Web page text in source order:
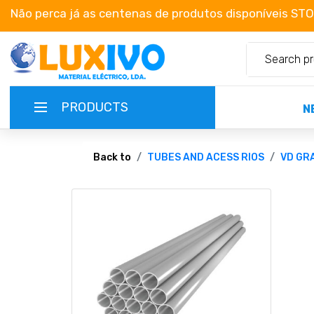
Não perca já as centenas de produtos disponíveis
PRODUCTS
NEW-PRODUCTS
TERMS OF SERVICE
Back to TUBES AND ACESS RIOS VD